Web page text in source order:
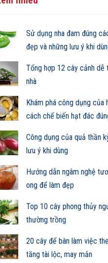
Sử dụng nha đam đúng
đẹp và những lưu ý khi
Tổng hợp 12 cây cảnh dễ
nhà
Khám phá công dụng của
cách chế biến hạt đác
Công dụng của quả thần
lưu ý khi dùng
Hướng dẫn ngâm nghệ
ong để làm đẹp
Top 10 cây phong thủy
thường trồng
20 cây để bàn làm việc
tăng tài lộc, may mắn